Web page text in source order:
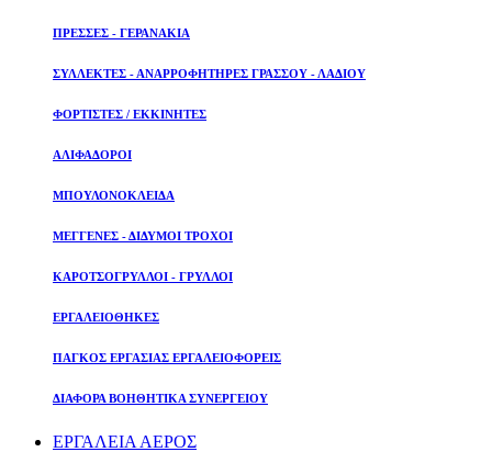
ΠΡΕΣΣΕΣ - ΓΕΡΑΝΑΚΙΑ
ΣΥΛΛΕΚΤΕΣ - ΑΝΑΡΡΟΦΗΤΗΡΕΣ ΓΡΑΣΣΟΥ - ΛΑΔΙΟΥ
ΦΟΡΤΙΣΤΕΣ / ΕΚΚΙΝΗΤΕΣ
ΑΛΙΦΑΔΟΡΟΙ
ΜΠΟΥΛΟΝΟΚΛΕΙΔΑ
ΜΕΓΓΕΝΕΣ - ΔΙΔΥΜΟΙ ΤΡΟΧΟΙ
ΚΑΡΟΤΣΟΓΡΥΛΛΟΙ - ΓΡΥΛΛΟΙ
ΕΡΓΑΛΕΙΟΘΗΚΕΣ
ΠΑΓΚΟΣ ΕΡΓΑΣΙΑΣ ΕΡΓΑΛΕΙΟΦΟΡΕΙΣ
ΔΙΑΦΟΡΑ ΒΟΗΘΗΤΙΚΑ ΣΥΝΕΡΓΕΙΟΥ
ΕΡΓΑΛΕΙΑ ΑΕΡΟΣ